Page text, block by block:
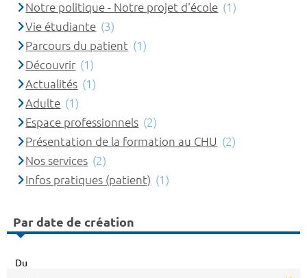
Notre politique - Notre projet d'école (1)
Vie étudiante (3)
Parcours du patient (1)
Découvrir (1)
Actualités (1)
Adulte (1)
Espace professionnels (2)
Présentation de la formation au CHU (2)
Nos services (2)
Infos pratiques (patient) (1)
Par date de création
Du